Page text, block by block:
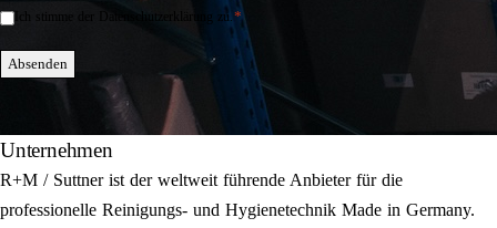
Einwilligung
Ich stimme der Datenschutzerklärung zu.*
Absenden
Unternehmen
R+M / Suttner ist der weltweit führende Anbieter für die
professionelle Reinigungs- und Hygienetechnik Made in Germany.